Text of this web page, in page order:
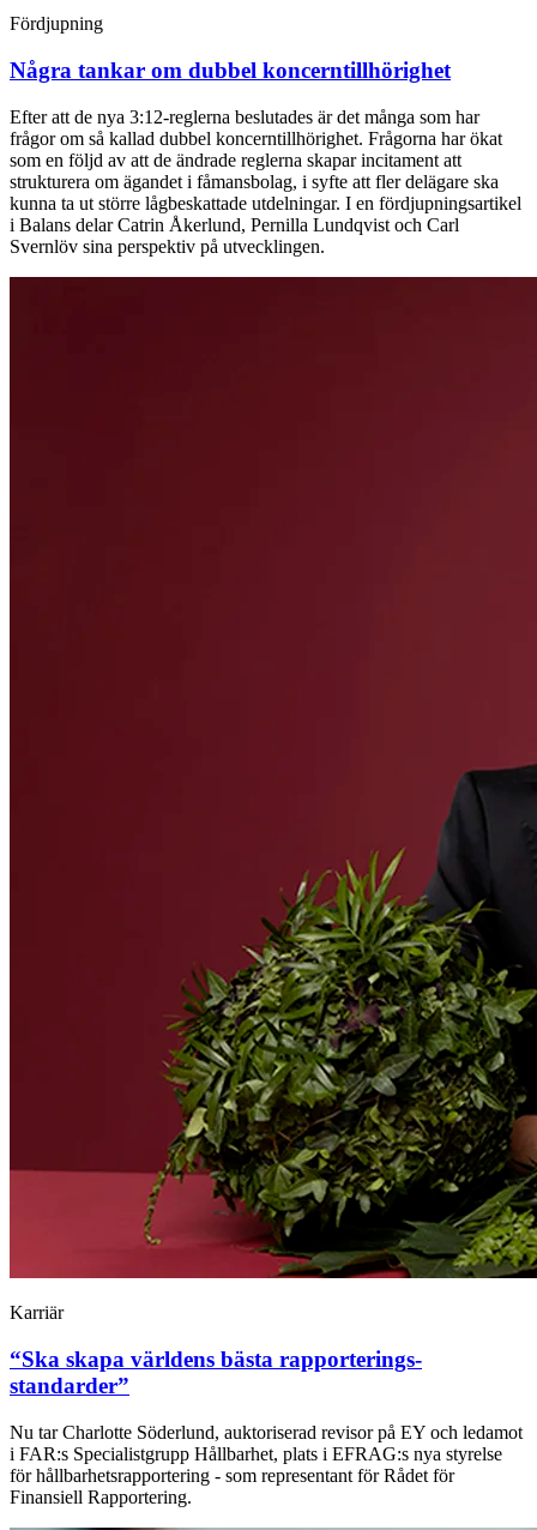
Fördjupning
Några tankar om dubbel koncerntillhörighet
Efter att de nya 3:12-reglerna beslutades är det många som har
frågor om så kallad dubbel koncerntillhörighet. Frågorna har ökat
som en följd av att de ändrade reglerna skapar incitament att
strukturera om ägandet i fåmansbolag, i syfte att fler delägare ska
kunna ta ut större lågbeskattade utdelningar. I en fördjupningsartikel
i Balans delar Catrin Åkerlund, Pernilla Lundqvist och Carl
Svernlöv sina perspektiv på utvecklingen.
Karriär
“Ska skapa världens bästa rapporterings­
standarder”
Nu tar Charlotte Söderlund, auktoriserad revisor på EY och ledamot
i FAR:s Specialistgrupp Hållbarhet, plats i EFRAG:s nya styrelse
för hållbarhetsrapportering - som representant för Rådet för
Finansiell Rapportering.